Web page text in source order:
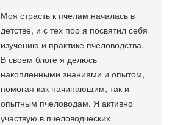
Моя страсть к пчелам началась в
детстве, и с тех пор я посвятил себя
изучению и практике пчеловодства.
В своем блоге я делюсь
накопленными знаниями и опытом,
помогая как начинающим, так и
опытным пчеловодам. Я активно
участвую в пчеловодческих